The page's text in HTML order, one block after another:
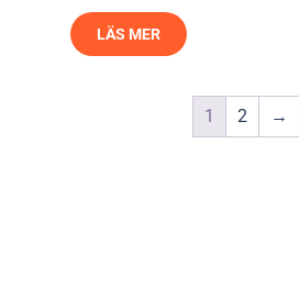
LÄS MER
1 2 →